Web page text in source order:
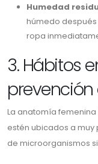
Humedad
húmedo
ropa
3. Hábitos
La anatomía
estén ubicados a
de microorganismos